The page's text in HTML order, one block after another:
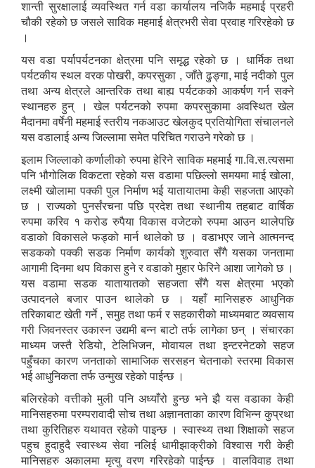
शान्ती सुरक्षालाई व्यवस्थित गर्न वडा कार्यालय नजिकै महमाई प्रहरी
चौकी रहेको छ जसले साविक महमाई क्षेत्रभरी सेवा प्रवाह गरिरहेको छ
।
यस वडा पर्यापर्यटनका क्षेत्रमा पनि समृद्ध रहेको छ । धार्मिक तथा
पर्यटकीय स्थल वरक पोखरी, कपरसुका , जाँते ढुङ्गा, माई नदीको पुल
तथा अन्य क्षेत्रले आन्तरिक तथा बाह्य पर्यटकको आकर्षण गर्न सक्ने
स्थानहरु हुन् । खेल पर्यटनको रुपमा कपरसुकामा अवस्थित खेल
मैदानमा वर्षेनी महमाई स्तरीय नकआउट खेलकुद प्रतियोगिता संचालनले
यस वडालाई अन्य जिल्लामा समेत परिचित गराउने गरेको छ ।
इलाम जिल्लाको कर्णालीको रुपमा हेरिने साविक महमाई गा.वि.स.त्यसमा
पनि भौगोलिक विकटता रहेको यस वडामा पछिल्लो समयमा माई खोला,
लक्ष्मी खोलामा पक्की पुल निर्माण भई यातायातमा केही सहजता आएको
छ । राज्यको पुनर्संरचना पछि प्रदेश तथा स्थानीय तहबाट वार्षिक
रुपमा करिव १ करोड रुपैया विकास वजेटको रुपमा आउन थालेपछि
वडाको विकासले फड्को मार्न थालेको छ । वडाभएर जाने आत्मनन्द
सडकको पक्की सडक निर्माण कार्यको शुरुवात सँगै यसका जनतामा
आगामी दिनमा थप विकास हुने र वडाको मुहार फेरिने आशा जागेको छ ।
यस वडामा सडक यातायातको सहजता सँगै यस क्षेत्रमा भएको
उत्पादनले बजार पाउन थालेको छ । यहाँ मानिसहरु आधुनिक
तरिकाबाट खेती गर्ने , समुह तथा फर्म र सहकारीको माध्यमबाट व्यवसाय
गरी जिवनस्तर उकास्न उद्यमी बन्न बाटो तर्फ लागेका छन् । संचारका
माध्यम जस्तै रेडियो, टेलिभिजन, मोवायल तथा इन्टरनेटको सहज
पहुँचका कारण जनताको सामाजिक सरसहन चेतनाको स्तरमा विकास
भई आधुनिकता तर्फ उन्मुख रहेको पाईन्छ ।
बलिरहेको वत्तीको मुली पनि अध्याँरो हुन्छ भने झै यस वडाका केही
मानिसहरुमा परम्परावादी सोच तथा अज्ञानताका कारण विभिन्न कुप्रथा
तथा कुरितिहरु यथावत रहेको पाइन्छ । स्वास्थ्य तथा शिक्षाको सहज
पहुच हुदाहुदै स्वास्थ्य सेवा नलिई धामीझाक्रीको विश्वास गरी केही
मानिसहरु अकालमा मृत्यु वरण गरिरहेको पाईन्छ । वालविवाह तथा